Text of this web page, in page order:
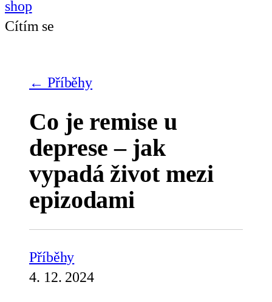
shop
Cítím se
← Příběhy
Co je remise u
deprese – jak
vypadá život mezi
epizodami
Příběhy
4. 12. 2024